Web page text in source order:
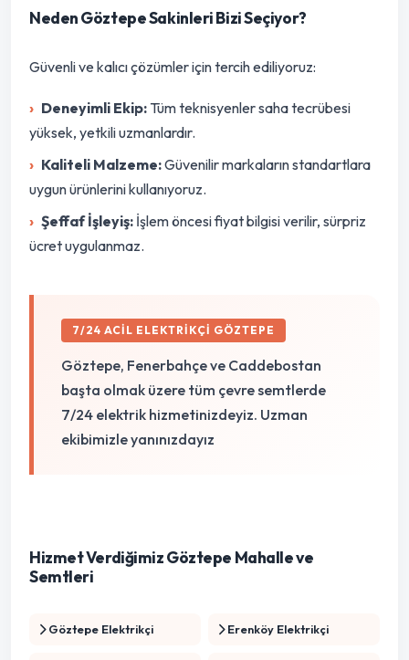
Neden Göztepe Sakinleri Bizi Seçiyor?
Güvenli ve kalıcı çözümler için tercih ediliyoruz:
Deneyimli Ekip: Tüm teknisyenler saha tecrübesi
yüksek, yetkili uzmanlardır.
Kaliteli Malzeme:Güvenilir markaların standartlara
uygun ürünlerini kullanıyoruz.
Şeffaf İşleyiş: İşlem öncesi fiyat bilgisi verilir, sürpriz
ücret uygulanmaz.
7/24 ACIL ELEKTRIKÇI GÖZTEPE
Göztepe, Fenerbahçe ve Caddebostan
başta olmak üzere tüm çevre semtlerde
7/24 elektrik hizmetinizdeyiz. Uzman
ekibimizle yanınızdayız
Hizmet Verdiğimiz Göztepe Mahalle ve
Semtleri
Göztepe Elektrikçi Erenköy Elektrikçi